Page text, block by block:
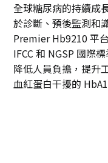
全球糖尿病的持續成
於診斷、預後監測和
Premier Hb9210 平
IFCC 和 NGSP 國際
降低人員負擔，提升
血紅蛋白干擾的